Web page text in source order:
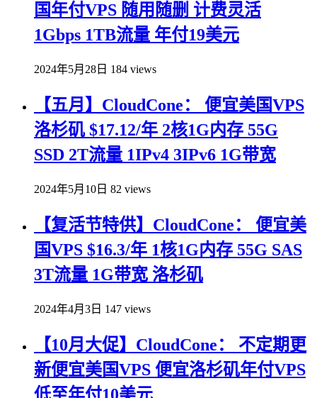
国年付VPS 随用随删 计费灵活
1Gbps 1TB流量 年付19美元
2024年5月28日 184 views
【五月】CloudCone： 便宜美国VPS
洛杉矶 $17.12/年 2核1G内存 55G
SSD 2T流量 1IPv4 3IPv6 1G带宽
2024年5月10日 82 views
【复活节特供】CloudCone： 便宜美
国VPS $16.3/年 1核1G内存 55G SAS
3T流量 1G带宽 洛杉矶
2024年4月3日 147 views
【10月大促】CloudCone： 不定期更
新便宜美国VPS 便宜洛杉矶年付VPS
低至年付10美元